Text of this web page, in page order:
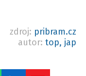
zdroj: pribram.cz
autor: top, jap